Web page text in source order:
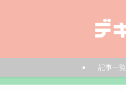
記事一覧